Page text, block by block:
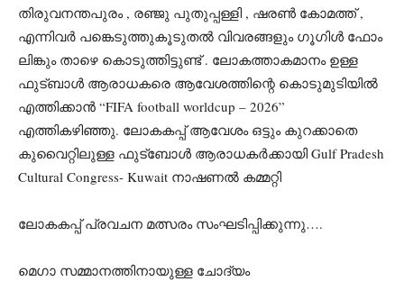
തിരുവനന്തപുരം , രഞ്ജു പുതുപ്പള്ളി , ഷരൺ കോമത്ത് ,
എന്നിവർ പങ്കെടുത്തുകൂടുതൽ വിവരങ്ങളും ഗൂഗിൾ ഫോം
ലിങ്കും താഴെ കൊടുത്തിട്ടുണ്ട് . ലോകത്താകമാനം ഉള്ള
ഫുട്ബാൾ ആരാധകരെ ആവേശത്തിന്റെ കൊടുമുടിയിൽ
എത്തിക്കാൻ “FIFA football worldcup – 2026”
എത്തികഴിഞ്ഞു. ലോകകപ്പ് ആവേശം ഒട്ടും കുറക്കാതെ
കുവൈറ്റിലുള്ള ഫുട്ബോൾ ആരാധകർക്കായി Gulf Pradesh
Cultural Congress- Kuwait നാഷണൽ കമ്മറ്റി
ലോകകപ്പ് പ്രവചന മത്സരം സംഘടിപ്പിക്കുന്നു….
മെഗാ സമ്മാനത്തിനായുള്ള ചോദ്യം